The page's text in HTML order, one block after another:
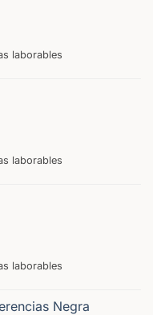
laborables
laborables
laborables
Negra